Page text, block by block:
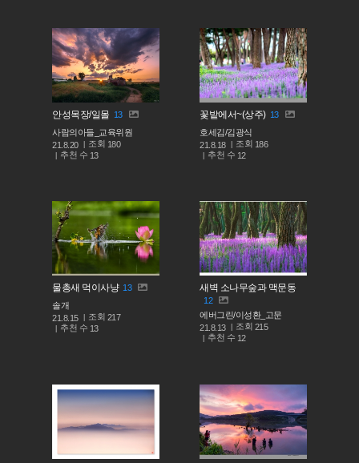
안성목장/일몰 13
사람의아들_교육위원
21.8.20
조회 180
추천 수 13
꽃밭에서~(상주) 13
호세김/김광식
21.8.18
조회 186
추천 수 12
물총새 먹이사냥 13
솔개
21.8.15
조회 217
추천 수 13
새벽 소나무숲과 맥문동
12
에버그린/이성환_고문
21.8.13
조회 215
추천 수 12